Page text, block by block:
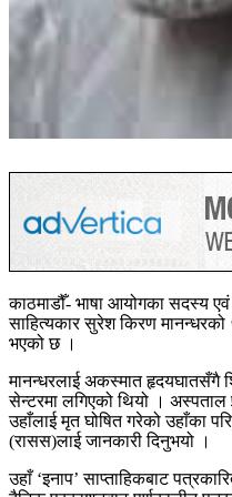
काठमाडौँ- भाषा आयोगका सदस्य एवं
साहित्यकार सुरेश किरण मानन्धरको
भएको छ ।
मानन्धरलाई अकस्मात हृदयघातसँगै
सेन्टरमा लगिएको थियो ।
उहाँलाई मृत घोषित गरेको उहाँका
(रासस)लाई जानकारी दिनुभयो ।
उहाँ ‘इनाप’ साप्ताहिकबाट